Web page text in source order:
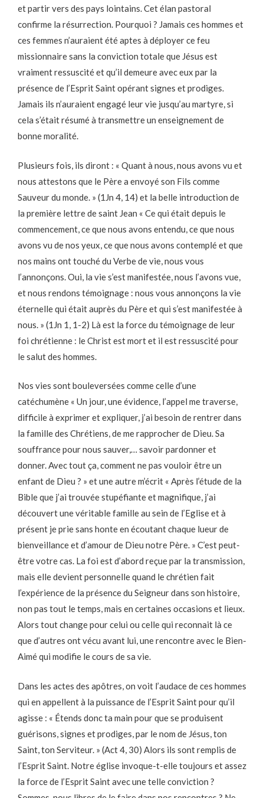
et partir vers des pays lointains. Cet élan pastoral
confirme la résurrection. Pourquoi ? Jamais ces hommes et
ces femmes n’auraient été aptes à déployer ce feu
missionnaire sans la conviction totale que Jésus est
vraiment ressuscité et qu’il demeure avec eux par la
présence de l’Esprit Saint opérant signes et prodiges.
Jamais ils n’auraient engagé leur vie jusqu’au martyre, si
cela s’était résumé à transmettre un enseignement de
bonne moralité.
Plusieurs fois, ils diront : « Quant à nous, nous avons vu et
nous attestons que le Père a envoyé son Fils comme
Sauveur du monde. » (1Jn 4, 14) et la belle introduction de
la première lettre de saint Jean « Ce qui était depuis le
commencement, ce que nous avons entendu, ce que nous
avons vu de nos yeux, ce que nous avons contemplé et que
nos mains ont touché du Verbe de vie, nous vous
l’annonçons. Oui, la vie s’est manifestée, nous l’avons vue,
et nous rendons témoignage : nous vous annonçons la vie
éternelle qui était auprès du Père et qui s’est manifestée à
nous. » (1Jn 1, 1-2) Là est la force du témoignage de leur
foi chrétienne : le Christ est mort et il est ressuscité pour
le salut des hommes.
Nos vies sont bouleversées comme celle d’une
catéchumène « Un jour, une évidence, l’appel me traverse,
difficile à exprimer et expliquer, j’ai besoin de rentrer dans
la famille des Chrétiens, de me rapprocher de Dieu. Sa
souffrance pour nous sauver,… savoir pardonner et
donner. Avec tout ça, comment ne pas vouloir être un
enfant de Dieu ? » et une autre m’écrit « Après l’étude de la
Bible que j’ai trouvée stupéfiante et magnifique, j’ai
découvert une véritable famille au sein de l’Eglise et à
présent je prie sans honte en écoutant chaque lueur de
bienveillance et d’amour de Dieu notre Père. » C’est peut-
être votre cas. La foi est d’abord reçue par la transmission,
mais elle devient personnelle quand le chrétien fait
l’expérience de la présence du Seigneur dans son histoire,
non pas tout le temps, mais en certaines occasions et lieux.
Alors tout change pour celui ou celle qui reconnait là ce
que d’autres ont vécu avant lui, une rencontre avec le Bien-
Aimé qui modifie le cours de sa vie.
Dans les actes des apôtres, on voit l’audace de ces hommes
qui en appellent à la puissance de l’Esprit Saint pour qu’il
agisse : « Étends donc ta main pour que se produisent
guérisons, signes et prodiges, par le nom de Jésus, ton
Saint, ton Serviteur. » (Act 4, 30) Alors ils sont remplis de
l’Esprit Saint. Notre église invoque-t-elle toujours et assez
la force de l’Esprit Saint avec une telle conviction ?